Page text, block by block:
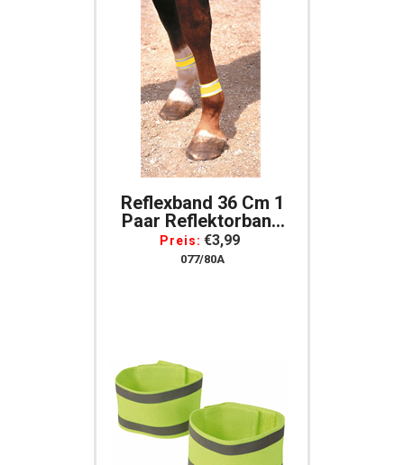
Reflexband 36 Cm 1
Paar Reflektorband
Reflektorstreifen
Reflektierendes
Preis: €3,99
077/80A